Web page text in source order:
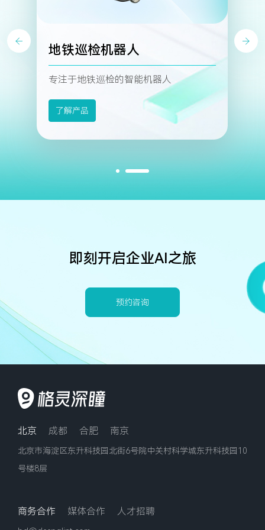
地铁巡检机器人
专注于地铁巡检的智能机器人
了解产品
即刻开启企业AI之旅
预约咨询
北京 成都 合肥 南京
北京市海淀区东升科技园北街6号院中关村科学城东升科技园10
号楼8层
商务合作 媒体合作 人才招聘